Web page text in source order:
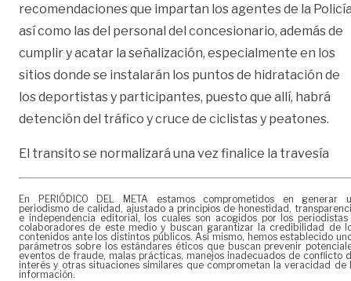
recomendaciones que impartan los agentes de la
así como las del personal del concesionario, además de
cumplir y acatar la señalización, especialmente en los
sitios donde se instalarán los puntos de hidratación de
los deportistas y participantes, puesto que allí, habrá
detención del tráfico y cruce de ciclistas y peatones.
El transito se normalizará una vez finalice la travesía
En PERIÓDICO DEL META estamos comprometidos en generar
periodismo de calidad, ajustado a principios de honestidad,
e independencia editorial, los cuales son acogidos por los periodistas
colaboradores de este medio y buscan garantizar la credibilidad de
contenidos ante los distintos públicos. Así mismo, hemos establecido
parámetros sobre los estándares éticos que buscan prevenir
eventos de fraude, malas prácticas, manejos inadecuados de conflicto
interés y otras situaciones similares que comprometan la veracidad de
información.